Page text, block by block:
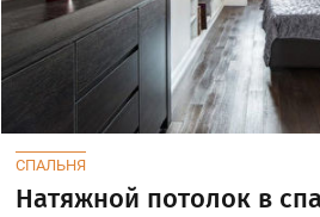
СПАЛЬНЯ
Натяжной потолок в